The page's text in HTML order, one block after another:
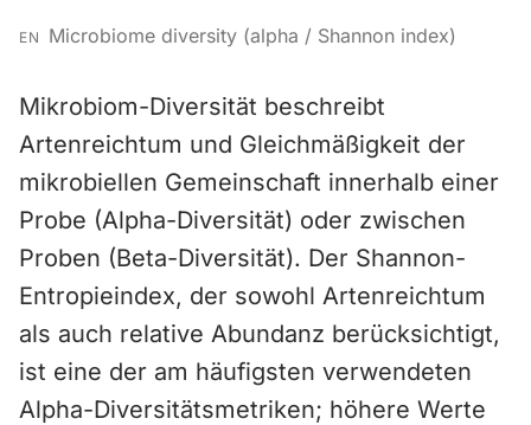
EN Microbiome diversity (alpha / Shannon index)
Mikrobiom-Diversität beschreibt
Artenreichtum und Gleichmäßigkeit der
mikrobiellen Gemeinschaft innerhalb einer
Probe (Alpha-Diversität) oder zwischen
Proben (Beta-Diversität). Der Shannon-
Entropieindex, der sowohl Artenreichtum
als auch relative Abundanz berücksichtigt,
ist eine der am häufigsten verwendeten
Alpha-Diversitätsmetriken; höhere Werte